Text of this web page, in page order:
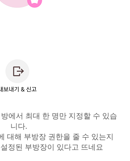
에서 최대 한 명만 지정할 수 있습
니다.
대해 부방장 권한을 줄 수 있는지
정된 부방장이 있다고 뜨네요